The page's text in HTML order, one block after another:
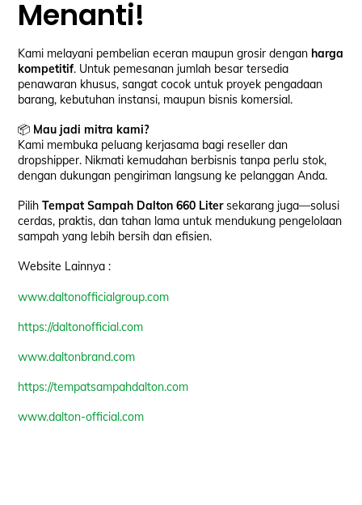
Menanti!
Kami melayani pembelian eceran maupun grosir dengan harga
kompetitif. Untuk pemesanan jumlah besar tersedia
penawaran khusus, sangat cocok untuk proyek pengadaan
barang, kebutuhan instansi, maupun bisnis komersial.
📦 Mau jadi mitra kami?
Kami membuka peluang kerjasama bagi reseller dan
dropshipper. Nikmati kemudahan berbisnis tanpa perlu stok,
dengan dukungan pengiriman langsung ke pelanggan Anda.
PilihTempat Sampah Dalton 660 Litersekarang juga—solusi
cerdas, praktis, dan tahan lama untuk mendukung pengelolaan
sampah yang lebih bersih dan efisien.
Website Lainnya :
www.daltonofficialgroup.com
https://daltonofficial.com
www.daltonbrand.com
https://tempatsampahdalton.com
www.dalton-official.com